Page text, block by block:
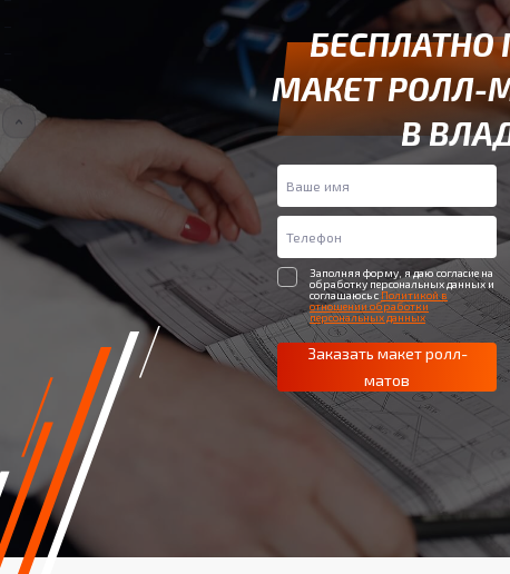
МАКЕТ РОЛЛ-
В
Заполняя форму, я даю согласие на
обработку персональных данных и
соглашаюсь с Политикой в
отношении обработки
персональных данных
Заказать макет ролл-
матов